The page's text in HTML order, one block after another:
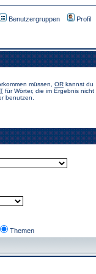
Benutzergruppen Profil
müssen, OR kannst du
für Wörter, die im Ergebnis nicht
benutzen.
Themen